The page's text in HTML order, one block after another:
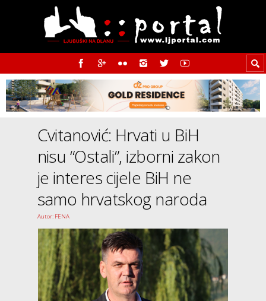
Cvitanović: Hrvati u BiH
nisu “Ostali”, izborni zakon
je interes cijele BiH ne
samo hrvatskog naroda
Autor: FENA